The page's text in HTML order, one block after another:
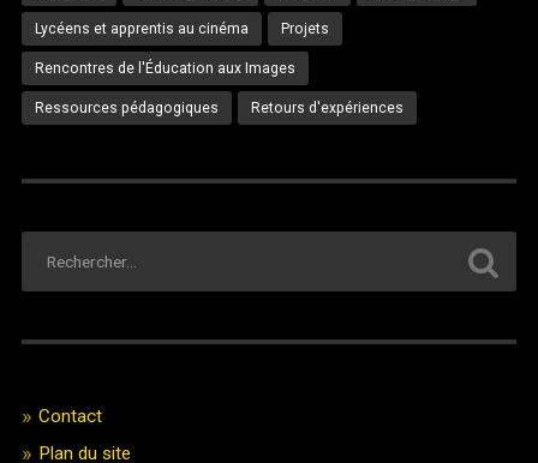
Lycéens et apprentis au cinéma Projets
Rencontres de l'Éducation aux Images
Ressources pédagogiques Retours d'expériences
Contact
Plan du site